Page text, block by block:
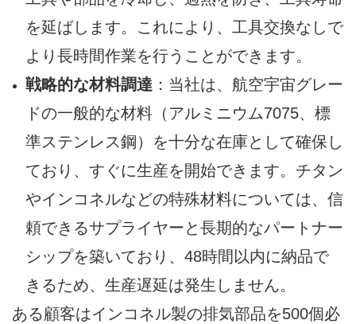
を延ばします。これにより、工具交換なしで
より長時間作業を行うことができます。
戦略的な材料調達 ：当社は、航空宇宙グレー
ドの一般的な材料（アルミニウム7075、標
準ステンレス鋼）を十分な在庫として確保し
ており、すぐに生産を開始できます。チタン
やインコネルなどの特殊材料については、信
頼できるサプライヤーと長期的なパートナー
シップを築いており、48時間以内に納品で
きるため、生産遅延は発生しません。
ある顧客はインコネル製の排気部品を500個必